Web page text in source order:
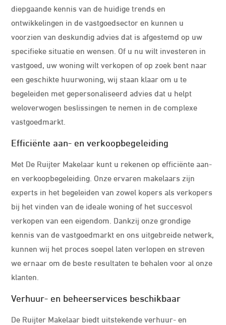
diepgaande kennis van de huidige trends en
ontwikkelingen in de vastgoedsector en kunnen u
voorzien van deskundig advies dat is afgestemd op uw
specifieke situatie en wensen. Of u nu wilt investeren in
vastgoed, uw woning wilt verkopen of op zoek bent naar
een geschikte huurwoning, wij staan klaar om u te
begeleiden met gepersonaliseerd advies dat u helpt
weloverwogen beslissingen te nemen in de complexe
vastgoedmarkt.
Efficiënte aan- en verkoopbegeleiding
Met De Ruijter Makelaar kunt u rekenen op efficiënte aan-
en verkoopbegeleiding. Onze ervaren makelaars zijn
experts in het begeleiden van zowel kopers als verkopers
bij het vinden van de ideale woning of het succesvol
verkopen van een eigendom. Dankzij onze grondige
kennis van de vastgoedmarkt en ons uitgebreide netwerk,
kunnen wij het proces soepel laten verlopen en streven
we ernaar om de beste resultaten te behalen voor al onze
klanten.
Verhuur- en beheerservices beschikbaar
De Ruijter Makelaar biedt uitstekende verhuur- en